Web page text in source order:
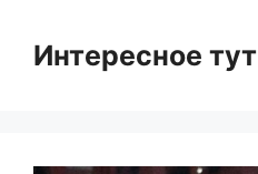
contentИнтересное тут